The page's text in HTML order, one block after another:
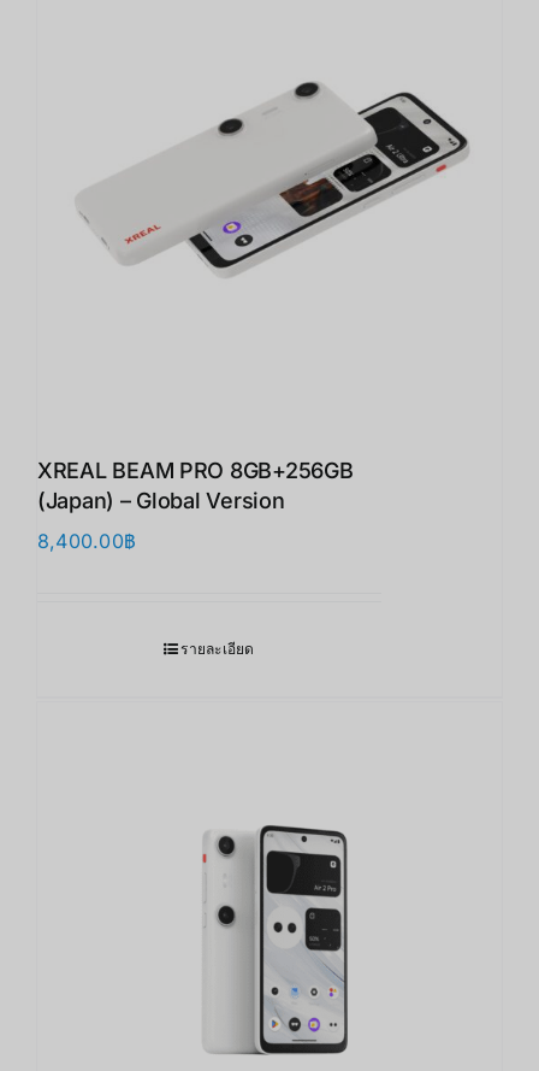
XREAL BEAM PRO 8GB+256GB
(Japan) – Global Version
8,400.00฿
รายละเอียด